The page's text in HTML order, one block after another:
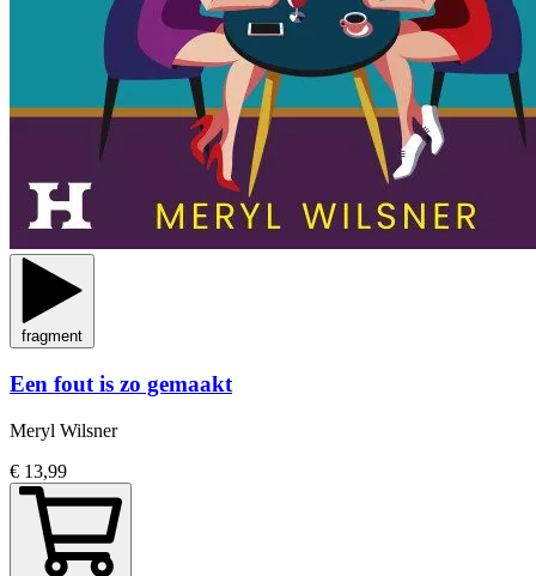
fragment
Een fout is zo gemaakt
Meryl Wilsner
€ 13,99